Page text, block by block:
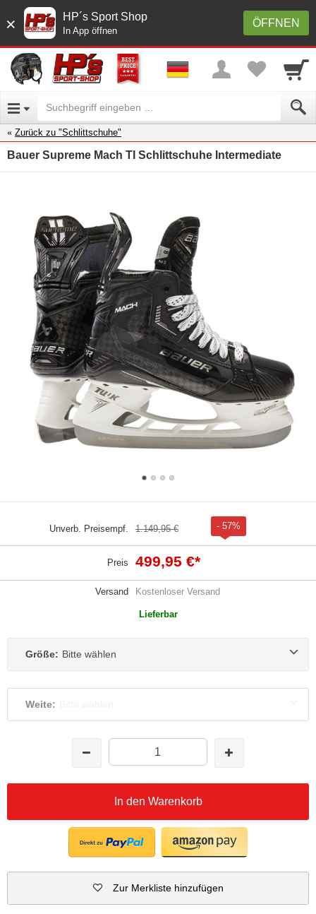
× ÖFFNEN
HP´s Sport Shop
In App öffnen
Zurück zu "Schlittschuhe"
Bauer Supreme Mach TI Schlittschuhe Intermediate
Unverb. Preisempf. 1.149,95 € - 57%
Preis 499,95 €*
Versand Kostenloser Versand
Lieferbar
Größe: Bitte wählen
Weite:
In den Warenkorb
Zur Merkliste hinzufügen